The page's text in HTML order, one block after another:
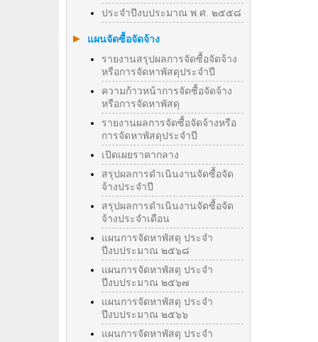
ประจำปีงบประมาณ พ.ศ. ๒๕๕๘
แผนจัดซื้อจัดจ้าง
รายงานสรุปผลการจัดซื้อจัดจ้าง
หรือการจัดหาพัสดุประจำปี
ความก้าวหน้าการจัดซื้อจัดจ้าง
หรือการจัดหาพัสดุ
รายงานผลการจัดซื้อจัดจ้างหรือ
การจัดหาพัสดุประจําปี
เปิดเผยราคากลาง
สรุปผลการดำเนินงานจัดซื้อจัด
จ้างประจำปี
สรุปผลการดำเนินงานจัดซื้อจัด
จ้างประจำเดือน
แผนการจัดหาพัสดุ ประจำ
ปีงบประมาณ ๒๕๖๘
แผนการจัดหาพัสดุ ประจำ
ปีงบประมาณ ๒๕๖๗
แผนการจัดหาพัสดุ ประจำ
ปีงบประมาณ ๒๕๖๖
แผนการจัดหาพัสดุ ประจำ